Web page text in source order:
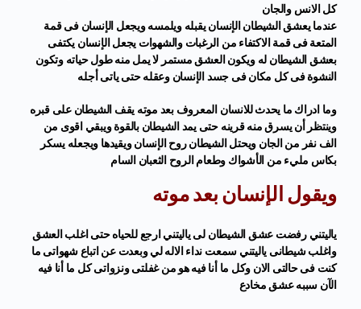
كل الانس والجان
عندما يعشق الشيطان الإنسان يقبله ويلمسه ويجعل الإنسان فى قمة
المتعة فى قمة الاكتفاء من الرغبات والشهوات يجعل الإنسان يكتفى
بعشق الشيطان له ويكون العشق مستمر لا يمل منه طول حياته وتكون
النشوة فى كل مكان فى جسد الإنسان وعقله حتى ياتى أجله
وما ادراك ما يحدث للانسان المعروف بعد موته يقف الشيطان على قبره
وينتظر أن يسرق منه قرينه حتى يمد الشيطان بالقوة ويبقي اقوى من
الف نفر من الجان ويحتل الشيطان روح الإنسان ويقيدها ويجعله يسكر
بكاس مليء من الأشواك وطعام الروح الثعبان السام
ويقول الإنسان بعد موته
ياليتني رفضت عشق الشيطان لى ياليتني ارجع للحياه حتى اغلب العشق
واغلب شيطانى ياليتني سمعت نداء الاله لي وبعدت عن اتباع شهواتى ما
كنت فى حالتى الان وكل ما أنا فيه هو من غفلتى ونزواتى كل ما أنا فيه
الآن سببه عشق مخادع